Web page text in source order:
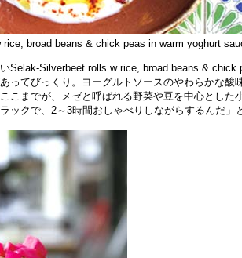
broad beans & chick peas in warm yoghurt
Selak-Silverbeet rolls w rice, broad beans &
ってびっくり。ヨーグルトソースのやわらかな酸
こまでが、メゼと呼ばれる野菜や豆を中心とした
ックで、2～3時間おしゃべりしながらするんだ」